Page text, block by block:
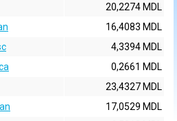
20,2274 MDL
16,4083 MDL
4,3394 MDL
0,2661 MDL
23,4327 MDL
17,0529 MDL